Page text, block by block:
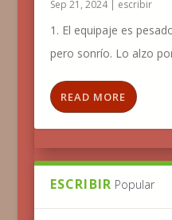
Sep 21, 2024| escribir
1. El equipaje es
pero sonrío. Lo alzo
READ MORE
ESCRIBIR Popular